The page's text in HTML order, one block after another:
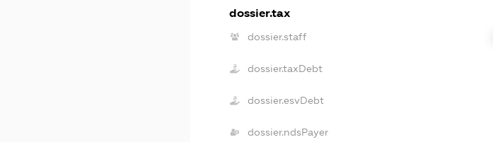
dossier.tax
dossier.staff
dossier.taxDebt
dossier.esvDebt
dossier.ndsPayer